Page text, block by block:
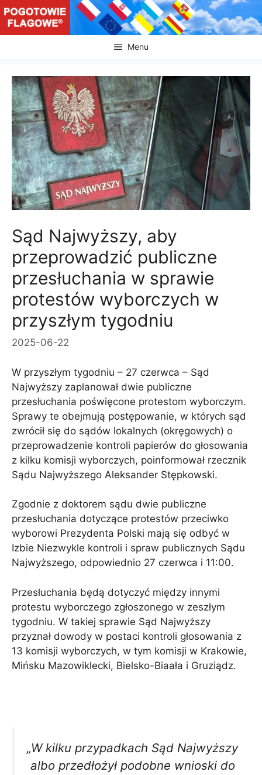
Przejdź
do
treści
Menu
Sąd Najwyższy, aby
przeprowadzić publiczne
przesłuchania w sprawie
protestów wyborczych w
przyszłym tygodniu
2025-06-22
W przyszłym tygodniu – 27 czerwca – Sąd
Najwyższy zaplanował dwie publiczne
przesłuchania poświęcone protestom wyborczym.
Sprawy te obejmują postępowanie, w których sąd
zwrócił się do sądów lokalnych (okręgowych) o
przeprowadzenie kontroli papierów do głosowania
z kilku komisji wyborczych, poinformował rzecznik
Sądu Najwyższego Aleksander Stępkowski.
Zgodnie z doktorem sądu dwie publiczne
przesłuchania dotyczące protestów przeciwko
wyborowi Prezydenta Polski mają się odbyć w
Izbie Niezwykle kontroli i spraw publicznych Sądu
Najwyższego, odpowiednio 27 czerwca i 11:00.
Przesłuchania będą dotyczyć między innymi
protestu wyborczego zgłoszonego w zeszłym
tygodniu. W takiej sprawie Sąd Najwyższy
przyznał dowody w postaci kontroli głosowania z
13 komisji wyborczych, w tym komisji w Krakowie,
Mińsku Mazowiklecki, Bielsko-Biaała i Gruziądz.
„W kilku przypadkach Sąd Najwyższy
albo przedłożył podobne wnioski do